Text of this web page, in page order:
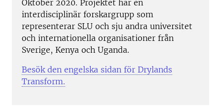
Oktober 2020. Projektet har en
interdisciplinär forskargrupp som
representerar SLU och sju andra universitet
och internationella organisationer från
Sverige, Kenya och Uganda.
Besök den engelska sidan för Drylands
Transform.